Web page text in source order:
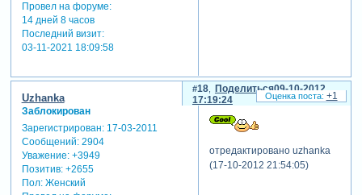
Провел на форуме:
14 дней 8 часов
Последний визит:
03-11-2021 18:09:58
Поделиться
18
09-10-2012
17:19:24
Uzhanka
Заблокирован
Зарегистрирован: 17-03-2011
Сообщений:2904
Уважение: +3949
Позитив: +2655
Пол:Женский
отредактировано uzhanka
(17-10-2012 21:54:05)
+1